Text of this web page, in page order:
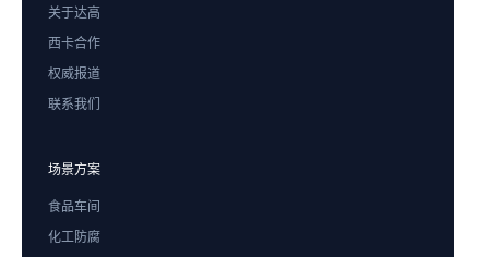
关于达高
西卡合作
权威报道
联系我们
场景方案
食品车间
化工防腐